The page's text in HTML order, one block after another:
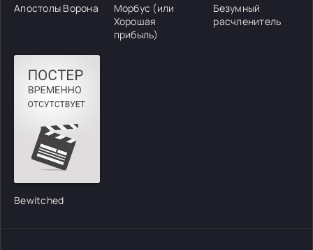
Апостолы Ворона
Морбус (или
Хорошая
прибыль)
Безумный
расчленитель
Bewitched